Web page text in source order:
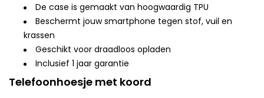
De case is gemaakt van hoogwaardig TPU
Beschermt jouw smartphone tegen stof, vuil en
krassen
Geschikt voor draadloos opladen
Inclusief 1 jaar garantie
Telefoonhoesje met koord